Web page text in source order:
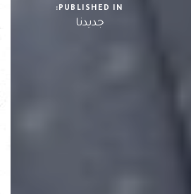
PUBLISHED IN:
جديدنا